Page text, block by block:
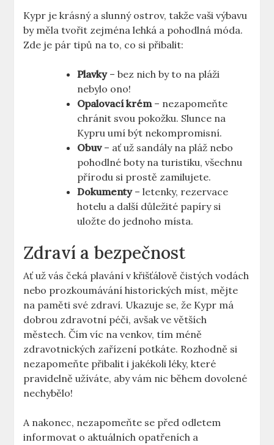
Kypr je krásný a slunný ostrov, takže vaši výbavu
by měla tvořit zejména lehká a pohodlná móda.
Zde je pár tipů na to, co si přibalit:
Plavky– bez nich by to na pláži
nebylo ono!
Opalovací krém– nezapomeňte
chránit svou pokožku. Slunce na
Kypru umí být nekompromisní.
Obuv– ať už sandály na pláž nebo
pohodlné boty na turistiku, všechnu
přírodu si prostě zamilujete.
Dokumenty– letenky, rezervace
hotelu a další důležité papíry si
uložte do jednoho místa.
Zdraví a bezpečnost
Ať už vás čeká plavání v křišťálově čistých vodách
nebo prozkoumávání historických míst, mějte
na paměti své zdraví. Ukazuje se, že Kypr má
dobrou zdravotní péči, avšak ve větších
městech. Čím víc na venkov, tím méně
zdravotnických zařízení potkáte. Rozhodně si
nezapomeňte přibalit i jakékoli léky, které
pravidelně užíváte, aby vám nic během dovolené
nechybělo!
A nakonec, nezapomeňte se před odletem
informovat o aktuálních opatřeních a